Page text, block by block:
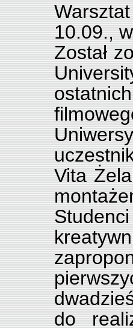
10.09.,
Został
Vita
do